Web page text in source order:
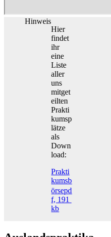
Hinweis
Hier
findet
ihr
eine
Liste
aller
uns
mitget
eilten
Prakti
kumsp
lätze
als
Down
load:
Prakti
kumsb
örsepd
f, 191
kb